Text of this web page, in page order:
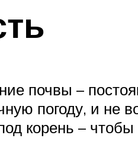
почвы –
погоду, и не
корень – чтобы